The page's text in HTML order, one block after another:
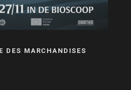
DES MARCHANDISES